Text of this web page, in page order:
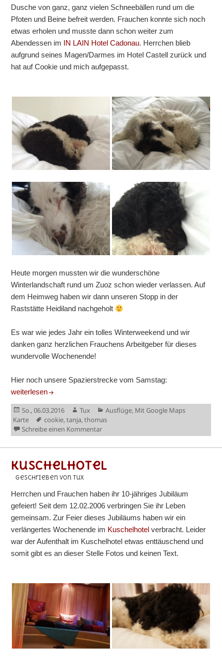
Dusche von ganz, ganz vielen Schneebällen rund um die
Pfoten und Beine befreit werden. Frauchen konnte sich noch
etwas erholen und musste dann schon weiter zum
Abendessen im IN LAIN Hotel Cadonau. Herrchen blieb
aufgrund seines Magen/Darmes im Hotel Castell zurück und
hat auf Cookie und mich aufgepasst.
Heute morgen mussten wir die wunderschöne
Winterlandschaft rund um Zuoz schon wieder verlassen. Auf
dem Heimweg haben wir dann unseren Stopp in der
Raststätte Heidiland nachgeholt
Es war wie jedes Jahr ein tolles Winterweekend und wir
danken ganz herzlichen Frauchens Arbeitgeber für dieses
wundervolle Wochenende!
Hier noch unsere Spazierstrecke vom Samstag:
Winterweekend in Zuoz
weiterlesen
Veröffentlicht
am
So., 06.03.2016 Autor
Tux Kategorien
Ausflüge, Mit Google Maps
Karte
Schlagwörter
cookie,tanja,thomas
Schreibe einen Kommentarzu Winterweekend in Zuoz
Kuschelhotel
geschrieben von Tux
Herrchen und Frauchen haben ihr 10-jähriges Jubiläum
gefeiert! Seit dem 12.02.2006 verbringen Sie ihr Leben
gemeinsam. Zur Feier dieses Jubiläums haben wir ein
verlängertes Wochenende im Kuschelhotel verbracht. Leider
war der Aufenthalt im Kuschelhotel etwas enttäuschend und
somit gibt es an dieser Stelle Fotos und keinen Text.